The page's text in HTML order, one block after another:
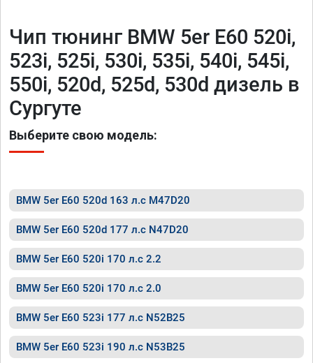
Чип тюнинг BMW 5er E60 520i,
523i, 525i, 530i, 535i, 540i, 545i,
550i, 520d, 525d, 530d дизель в
Сургуте
Выберите свою модель:
BMW 5er E60 520d 163 л.с M47D20
BMW 5er E60 520d 177 л.с N47D20
BMW 5er E60 520i 170 л.с 2.2
BMW 5er E60 520i 170 л.с 2.0
BMW 5er E60 523i 177 л.с N52B25
BMW 5er E60 523i 190 л.с N53B25